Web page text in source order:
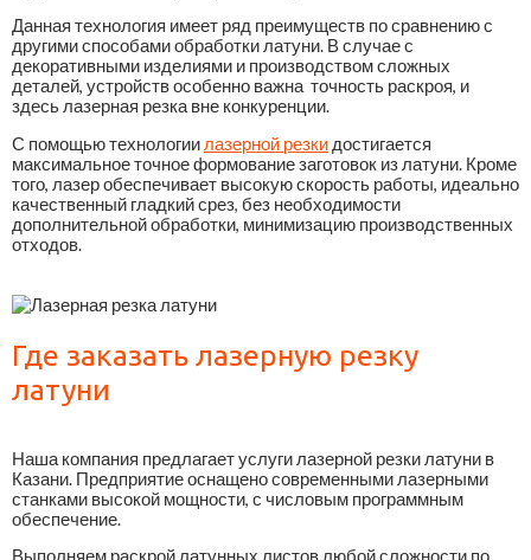
Данная технология имеет ряд преимуществ по сравнению с
другими способами обработки латуни. В случае с
декоративными изделиями и производством сложных
деталей, устройств особенно важна точность раскроя, и
здесь лазерная резка вне конкуренции.
С помощью технологии лазерной резки достигается
максимальное точное формование заготовок из латуни. Кроме
того, лазер обеспечивает высокую скорость работы, идеально
качественный гладкий срез, без необходимости
дополнительной обработки, минимизацию производственных
отходов.
Где заказать лазерную резку
латуни
Наша компания предлагает услуги лазерной резки латуни в
Казани. Предприятие оснащено современными лазерными
станками высокой мощности, с числовым программным
обеспечение.